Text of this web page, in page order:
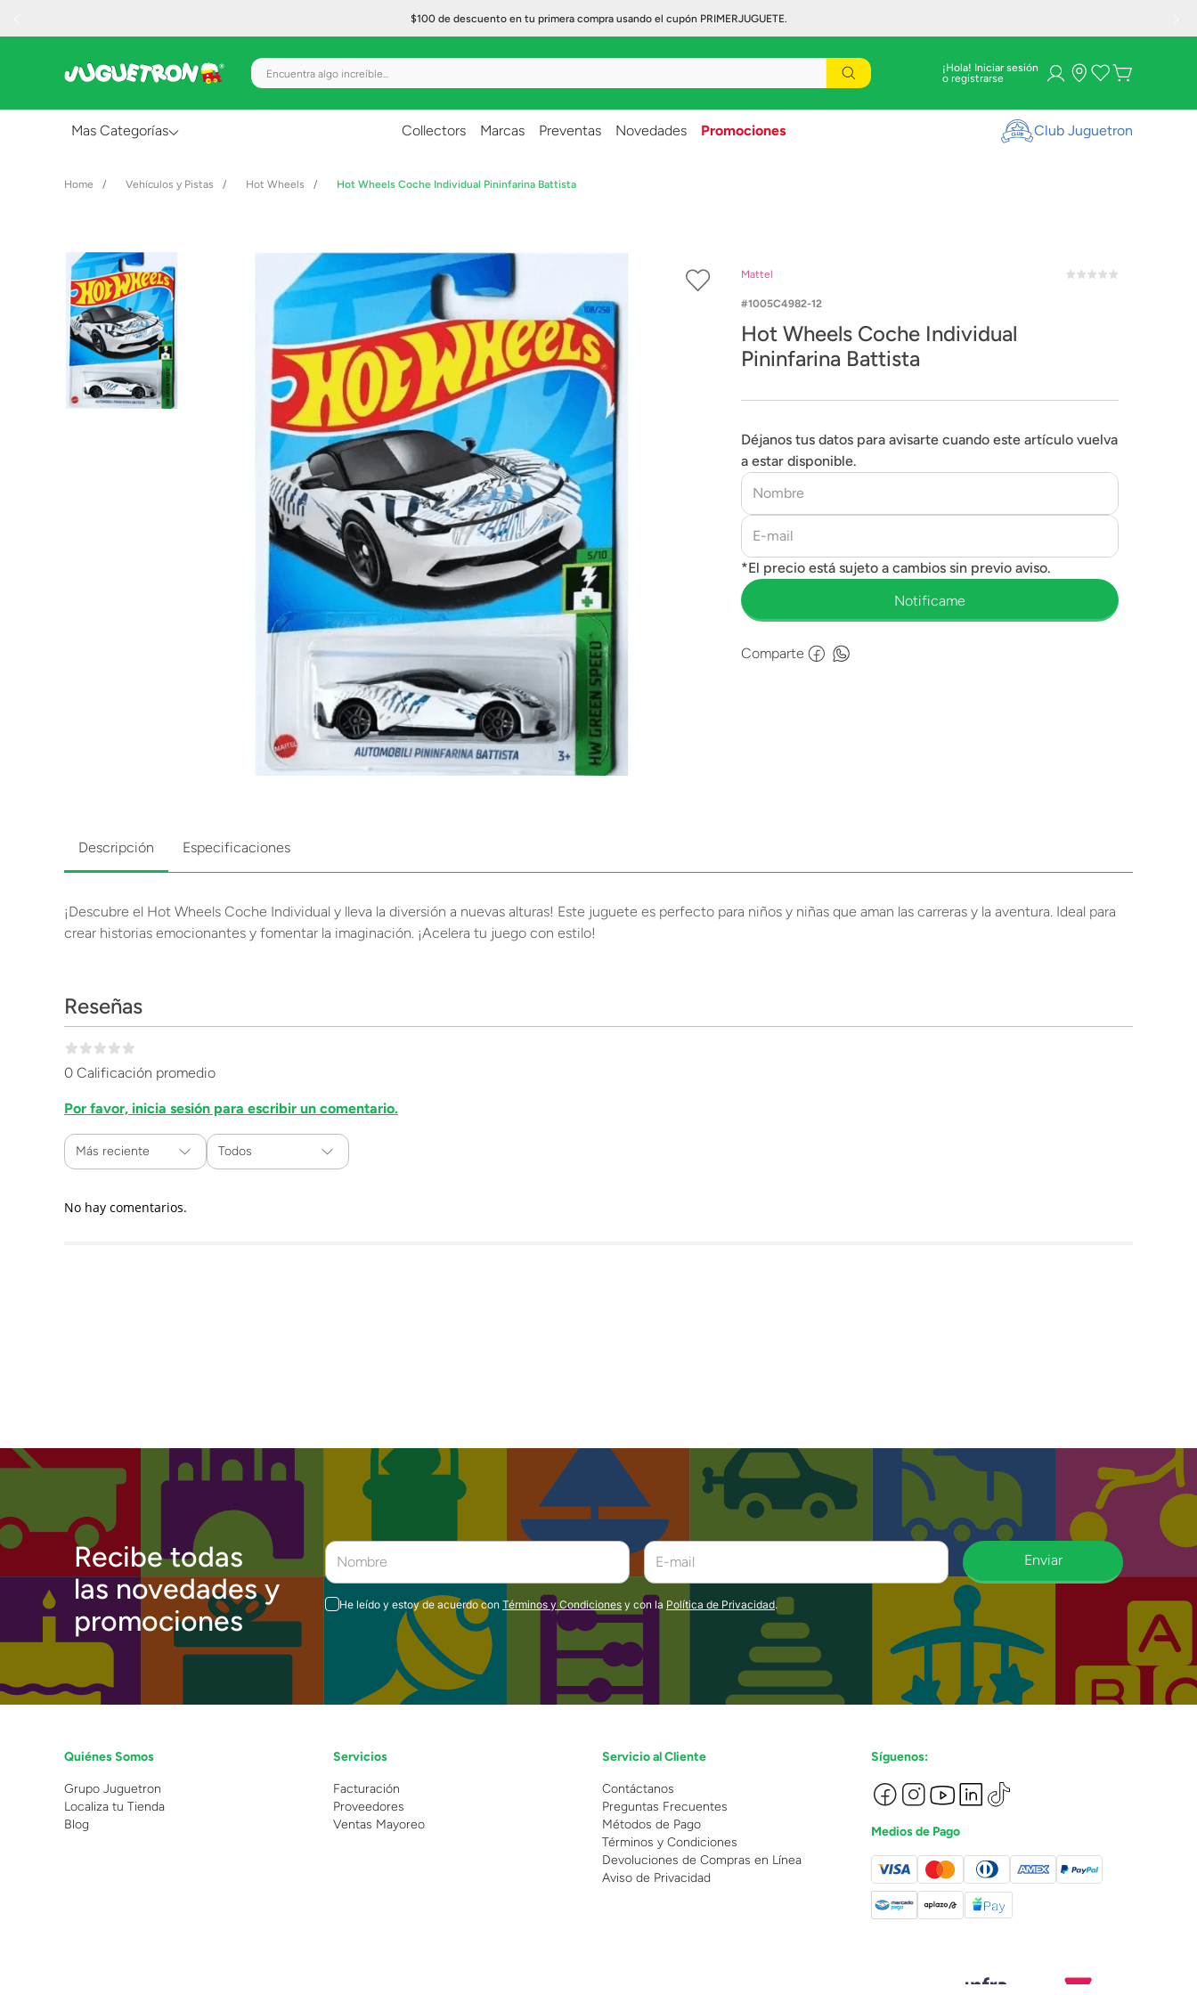
$100 de descuento en tu primera compra usando el cupón PRIMERJUGUETE.
Encuentra algo increíble... ¡Hola! Iniciar sesión
Mas Categorías
Creatividad y Arte
Figuras de Acción
Gadgets y Electrónicos
Juegos de Mesa
Collectors Marcas Preventas Novedades Promociones Club Juguetron
Vehículos y Pistas Hot Wheels Hot Wheels Coche Individual Pininfarina Battista
Mattel
1005C4982-12
Hot Wheels Coche Individual
Pininfarina Battista
Déjanos tus datos para avisarte cuando este artículo vuelva
a estar disponible.
Comparte
Descripción Especificaciones
¡Descubre el Hot Wheels Coche Individual y lleva la diversión a nuevas alturas! Este juguete es perfecto para niños y niñas que aman las carreras y la aventura. Ideal para
crear historias emocionantes y fomentar la imaginación. ¡Acelera tu juego con estilo!
Reseñas
0 Calificación promedio
Por favor, inicia sesión para escribir un comentario.
Más reciente Todos
No hay comentarios.
Recibe todas
las novedades y
promociones
Enviar
He leído y estoy de acuerdo con Términos y Condiciones y con la Política de Privacidad.
Quiénes Somos
Grupo Juguetron
Localiza tu Tienda
Blog
Servicios
Facturación
Proveedores
Ventas Mayoreo
Servicio al Cliente
Contáctanos
Preguntas Frecuentes
Métodos de Pago
Términos y Condiciones
Devoluciones de Compras en Línea
Aviso de Privacidad
Síguenos:
Medios de Pago